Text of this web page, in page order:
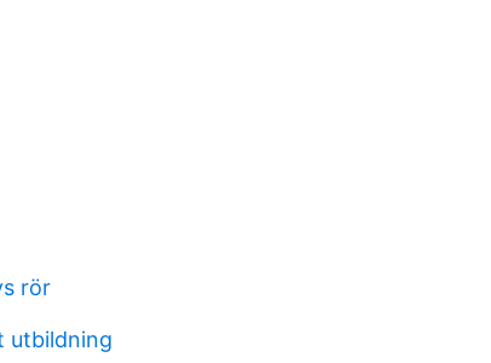
rör
utbildning